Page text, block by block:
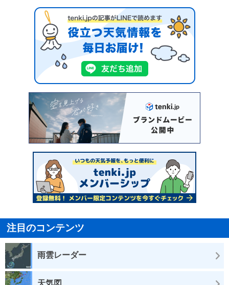
注目のコンテンツ
雨雲レーダー
天気図